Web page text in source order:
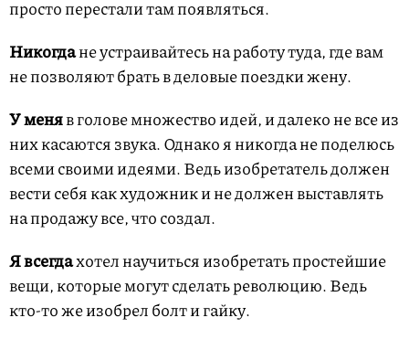
просто перестали там появляться.
Никогдане устраивайтесь на работу туда, где вам
не позволяют брать в деловые поездки жену.
У меняв голове множество идей, и далеко не все из
них касаются звука. Однако я никогда не поделюсь
всеми своими идеями. Ведь изобретатель должен
вести себя как художник и не должен выставлять
на продажу все, что создал.
Я всегдахотел научиться изобретать простейшие
вещи, которые могут сделать революцию. Ведь
кто-то же изобрел болт и гайку.